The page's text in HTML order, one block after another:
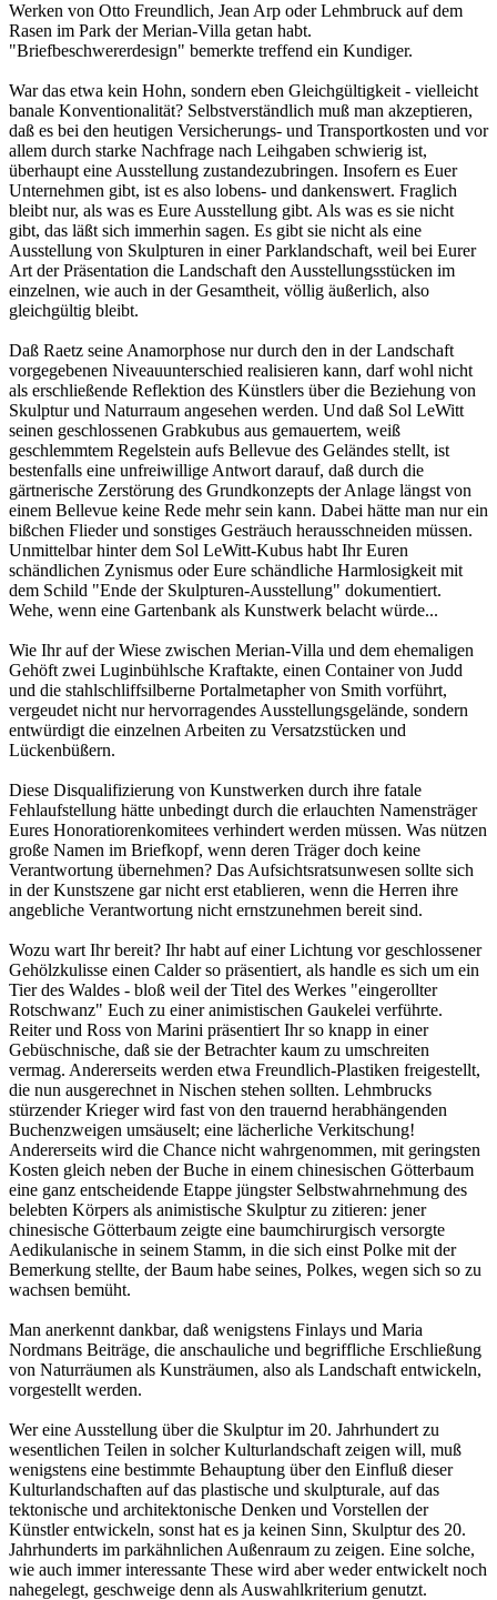
Werken von Otto Freundlich, Jean Arp oder Lehmbruck auf dem
Rasen im Park der Merian-Villa getan habt.
"Briefbeschwererdesign" bemerkte treffend ein Kundiger.
War das etwa kein Hohn, sondern eben Gleichgültigkeit - vielleicht
banale Konventionalität? Selbstverständlich muß man akzeptieren,
daß es bei den heutigen Versicherungs- und Transportkosten und vor
allem durch starke Nachfrage nach Leihgaben schwierig ist,
überhaupt eine Ausstellung zustandezubringen. Insofern es Euer
Unternehmen gibt, ist es also lobens- und dankenswert. Fraglich
bleibt nur, als was es Eure Ausstellung gibt. Als was es sie nicht
gibt, das läßt sich immerhin sagen. Es gibt sie nicht als eine
Ausstellung von Skulpturen in einer Parklandschaft, weil bei Eurer
Art der Präsentation die Landschaft den Ausstellungsstücken im
einzelnen, wie auch in der Gesamtheit, völlig äußerlich, also
gleichgültig bleibt.
Daß Raetz seine Anamorphose nur durch den in der Landschaft
vorgegebenen Niveauunterschied realisieren kann, darf wohl nicht
als erschließende Reflektion des Künstlers über die Beziehung von
Skulptur und Naturraum angesehen werden. Und daß Sol LeWitt
seinen geschlossenen Grabkubus aus gemauertem, weiß
geschlemmtem Regelstein aufs Bellevue des Geländes stellt, ist
bestenfalls eine unfreiwillige Antwort darauf, daß durch die
gärtnerische Zerstörung des Grundkonzepts der Anlage längst von
einem Bellevue keine Rede mehr sein kann. Dabei hätte man nur ein
bißchen Flieder und sonstiges Gesträuch herausschneiden müssen.
Unmittelbar hinter dem Sol LeWitt-Kubus habt Ihr Euren
schändlichen Zynismus oder Eure schändliche Harmlosigkeit mit
dem Schild "Ende der Skulpturen-Ausstellung" dokumentiert.
Wehe, wenn eine Gartenbank als Kunstwerk belacht würde...
Wie Ihr auf der Wiese zwischen Merian-Villa und dem ehemaligen
Gehöft zwei Luginbühlsche Kraftakte, einen Container von Judd
und die stahlschliffsilberne Portalmetapher von Smith vorführt,
vergeudet nicht nur hervorragendes Ausstellungsgelände, sondern
entwürdigt die einzelnen Arbeiten zu Versatzstücken und
Lückenbüßern.
Diese Disqualifizierung von Kunstwerken durch ihre fatale
Fehlaufstellung hätte unbedingt durch die erlauchten Namensträger
Eures Honoratiorenkomitees verhindert werden müssen. Was nützen
große Namen im Briefkopf, wenn deren Träger doch keine
Verantwortung übernehmen? Das Aufsichtsratsunwesen sollte sich
in der Kunstszene gar nicht erst etablieren, wenn die Herren ihre
angebliche Verantwortung nicht ernstzunehmen bereit sind.
Wozu wart Ihr bereit? Ihr habt auf einer Lichtung vor geschlossener
Gehölzkulisse einen Calder so präsentiert, als handle es sich um ein
Tier des Waldes - bloß weil der Titel des Werkes "eingerollter
Rotschwanz" Euch zu einer animistischen Gaukelei verführte.
Reiter und Ross von Marini präsentiert Ihr so knapp in einer
Gebüschnische, daß sie der Betrachter kaum zu umschreiten
vermag. Andererseits werden etwa Freundlich-Plastiken freigestellt,
die nun ausgerechnet in Nischen stehen sollten. Lehmbrucks
stürzender Krieger wird fast von den trauernd herabhängenden
Buchenzweigen umsäuselt; eine lächerliche Verkitschung!
Andererseits wird die Chance nicht wahrgenommen, mit geringsten
Kosten gleich neben der Buche in einem chinesischen Götterbaum
eine ganz entscheidende Etappe jüngster Selbstwahrnehmung des
belebten Körpers als animistische Skulptur zu zitieren: jener
chinesische Götterbaum zeigte eine baumchirurgisch versorgte
Aedikulanische in seinem Stamm, in die sich einst Polke mit der
Bemerkung stellte, der Baum habe seines, Polkes, wegen sich so zu
wachsen bemüht.
Man anerkennt dankbar, daß wenigstens Finlays und Maria
Nordmans Beiträge, die anschauliche und begriffliche Erschließung
von Naturräumen als Kunsträumen, also als Landschaft entwickeln,
vorgestellt werden.
Wer eine Ausstellung über die Skulptur im 20. Jahrhundert zu
wesentlichen Teilen in solcher Kulturlandschaft zeigen will, muß
wenigstens eine bestimmte Behauptung über den Einfluß dieser
Kulturlandschaften auf das plastische und skulpturale, auf das
tektonische und architektonische Denken und Vorstellen der
Künstler entwickeln, sonst hat es ja keinen Sinn, Skulptur des 20.
Jahrhunderts im parkähnlichen Außenraum zu zeigen. Eine solche,
wie auch immer interessante These wird aber weder entwickelt noch
nahegelegt, geschweige denn als Auswahlkriterium genutzt.